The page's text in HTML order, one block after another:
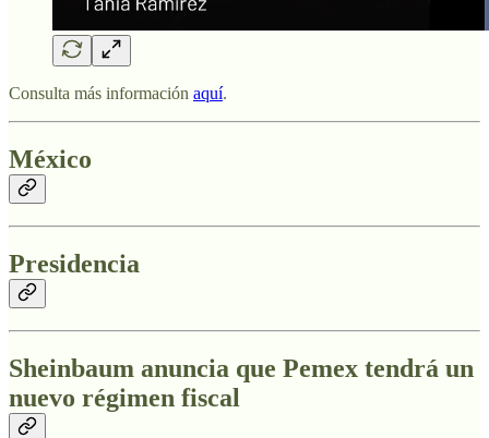
Consulta más información aquí.
México
Presidencia
Sheinbaum anuncia que Pemex tendrá un
nuevo régimen fiscal